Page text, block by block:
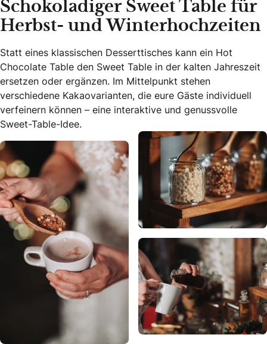
Schokoladiger Sweet Table für
Herbst- und Winterhochzeiten
Statt eines klassischen Desserttisches kann ein Hot
Chocolate Table den Sweet Table in der kalten Jahreszeit
ersetzen oder ergänzen. Im Mittelpunkt stehen
verschiedene Kakaovarianten, die eure Gäste individuell
verfeinern können – eine interaktive und genussvolle
Sweet-Table-Idee.